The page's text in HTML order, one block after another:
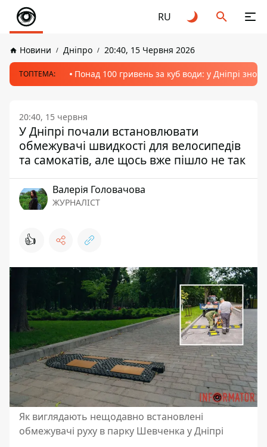
RU
Новини Дніпро 20:40, 15 Червня 2026
ТОПТЕМА: Понад 100 гривень за куб води: у Дніпрі
20:40, 15 червня
У Дніпрі почали встановлювати
обмежувачі швидкості для велосипедів
та самокатів, але щось вже пішло не так
Валерія Головачова
ЖУРНАЛІСТ
👍
Як виглядають нещодавно встановлені
обмежувачі руху в парку Шевченка у Дніпрі